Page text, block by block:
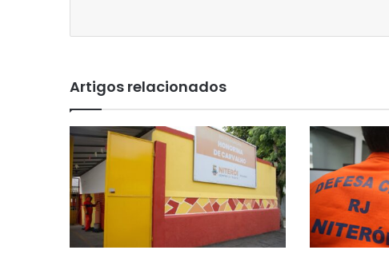
Artigos relacionados